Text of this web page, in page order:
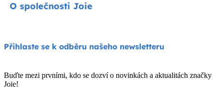
Kočárky
Houpátka a lehátka
Dětské postýlky a kolébky
Záruka
O společnosti Joie
O nás
Přihlaste se k odběru našeho newsletteru
Buďte mezi prvními, kdo se dozví o novinkách a aktualitách značky
Joie!